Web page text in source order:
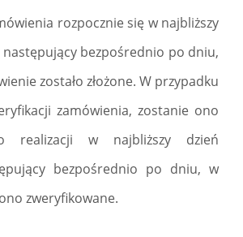
rozpocznie się w najbliższy
bezpośrednio po dniu,
zostało złożone. W przypadku
zamówienia, zostanie ono
realizacji w najbliższy dzień
bezpośrednio po dniu, w
zweryfikowane.